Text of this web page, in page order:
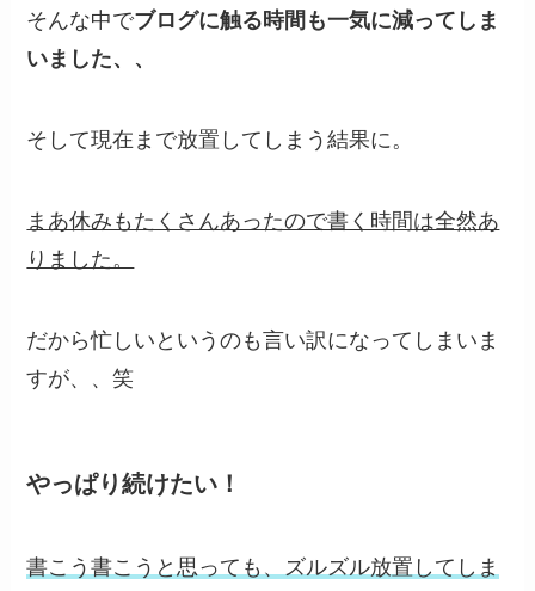
そんな中でブログに触る時間も一気に減ってしま
いました、、
そして現在まで放置してしまう結果に。
まあ休みもたくさんあったので書く時間は全然あ
りました。
だから忙しいというのも言い訳になってしまいま
すが、、笑
やっぱり続けたい！
書こう書こうと思っても、ズルズル放置してしま